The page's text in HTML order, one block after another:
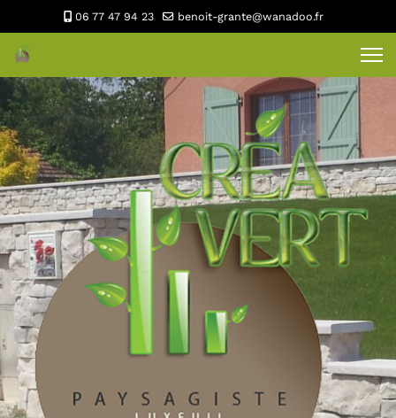
06 77 47 94 23 benoit-grante@wanadoo.fr